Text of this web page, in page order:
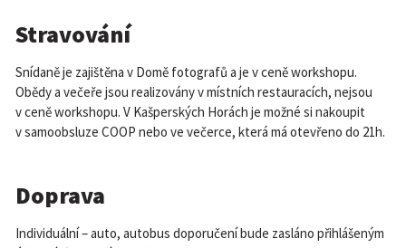
Stravování
Snídaně je zajištěna v Domě fotografů a je v ceně workshopu.
Obědy a večeře jsou realizovány v místních restauracích, nejsou
v ceně workshopu. V Kašperských Horách je možné si nakoupit
v samoobsluze COOP nebo ve večerce, která má otevřeno do 21h.
Doprava
Individuální – auto, autobus doporučení bude zasláno přihlášeným